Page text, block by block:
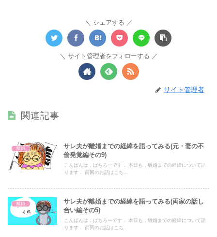
シェアする
サイト管理者をフォローする
サイト管理者
関連記事
離婚
サレ夫が離婚までの経緯を語ってみる(元・妻の不
倫発覚編その9)
こんばんは，ぱちろーです． 本日も，離婚までの経緯について語
ります． 前回のお話はこち...
離婚
サレ夫が離婚までの経緯を語ってみる(両家の話し
合い編その5)
こんばんは，ぱちろーです． 本日も，離婚までの経緯について語
ります． 前回のお話はこち...